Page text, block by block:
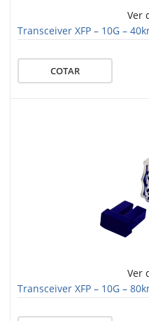
Ver
Transceiver XFP – 10G –
COTAR
Ver
Transceiver XFP – 10G –